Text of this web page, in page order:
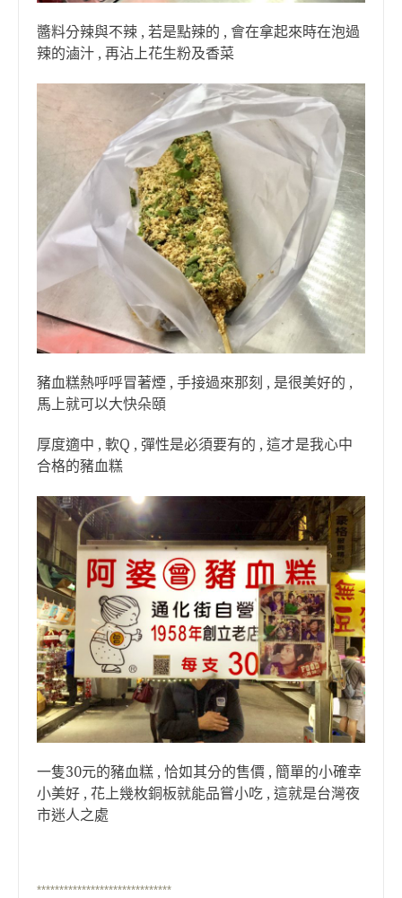
醬料分辣與不辣 , 若是點辣的 , 會在拿起來時在泡過
辣的滷汁 , 再沾上花生粉及香菜
豬血糕熱呼呼冒著煙 , 手接過來那刻 , 是很美好的 ,
馬上就可以大快朵頤
厚度適中 , 軟Q , 彈性是必須要有的 , 這才是我心中
合格的豬血糕
一隻30元的豬血糕 , 恰如其分的售價 , 簡單的小確幸
小美好 , 花上幾枚銅板就能品嘗小吃 , 這就是台灣夜
市迷人之處
******************************